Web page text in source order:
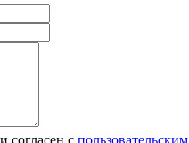
согласен с пользовательским